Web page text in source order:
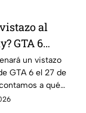
al
GTA 6
nuevo
para
Netflix
un vistazo
GTA 6 el 27 de
a qué
Baja California,